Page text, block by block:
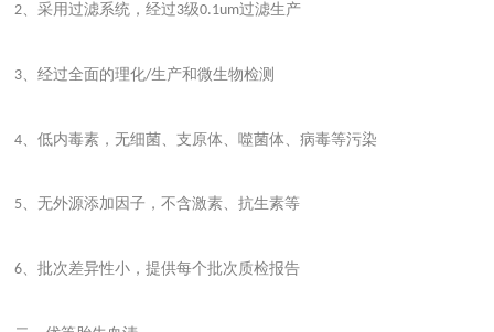
2、采用过滤系统，经过3级0.1um过滤生产
3 、经过全面的理化/生产和微生物检测
4 、低内毒素，无细菌、支原体、噬菌体、病毒等污染
5、无外源添加因子，不含激素、抗生素等
6 、批次差异性小，提供每个批次质检报告